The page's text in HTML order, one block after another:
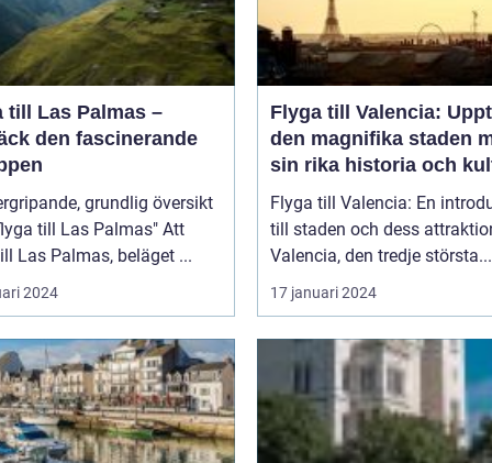
till Las Palmas –
den fascinerande
grundlig översikt
till Las Palmas" Att
Las Palmas, beläget ...
2024
Flyga till Valencia:
den magnifika staden
sin rika historia och
Flyga till Valencia: En
till staden och dess
Valencia, den tredje största...
17 januari 2024